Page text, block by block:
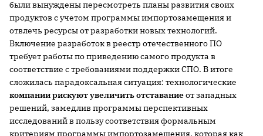
были вынуждены пересмотреть планы развития своих
продуктов с учетом программы импортозамещения и
отвлечь ресурсы от разработки новых технологий.
Включение разработок в реестр отечественного ПО
требует работы по приведению самого продукта в
соответствие с требованиями поддержки СПО. В итоге
сложилась парадоксальная ситуация: технологические
компании рискуют увеличить отставаниеот западных
решений, замедлив программы перспективных
исследований в пользу соответствия формальным
критериям программы импортозамещения, которая как